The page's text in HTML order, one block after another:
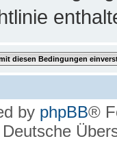
by phpBB®
Deutsche